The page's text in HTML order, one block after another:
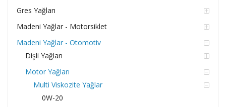
Gres Yağları
Madeni Yağlar - Motorsiklet
Madeni Yağlar - Otomotiv
Dişli Yağları
Motor Yağları
Multi Viskozite Yağlar
0W-20